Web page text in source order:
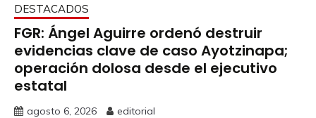
DESTACADOS
FGR: Ángel Aguirre ordenó destruir
evidencias clave de caso Ayotzinapa;
operación dolosa desde el ejecutivo
estatal
agosto 6, 2026 editorial